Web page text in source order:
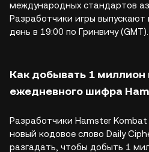
международных стандартов
Разработчики игры
день в 19:00 по Гринвичу (GMT).
Как добывать 1
ежедневного шифра
Разработчики Hamster
новый кодовое слово Daily
разгадать, чтобы добыть 1